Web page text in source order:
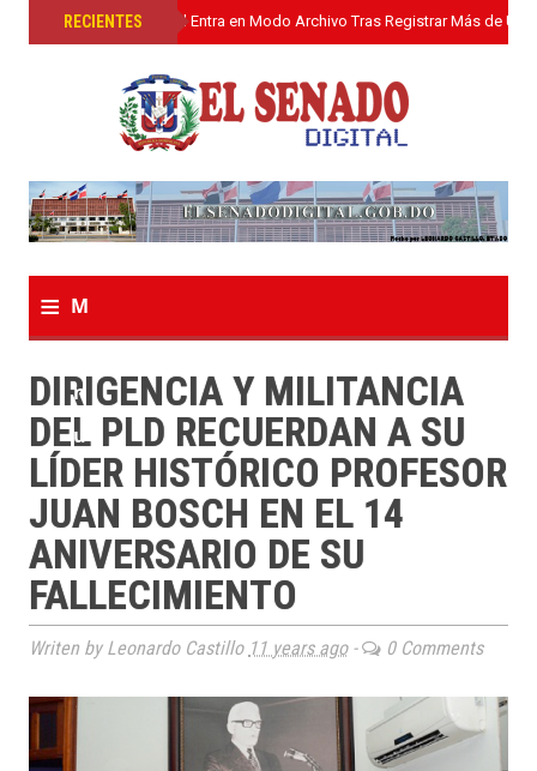
RECIENTES
»El Senado Digital Entra en Modo Archivo Tras Registrar Más de Un
≡ M
e
n
u
DIRIGENCIA Y MILITANCIA
DEL PLD RECUERDAN A SU
LÍDER HISTÓRICO PROFESOR
JUAN BOSCH EN EL 14
ANIVERSARIO DE SU
FALLECIMIENTO
Writen by Leonardo Castillo 11 years ago- 0 Comments